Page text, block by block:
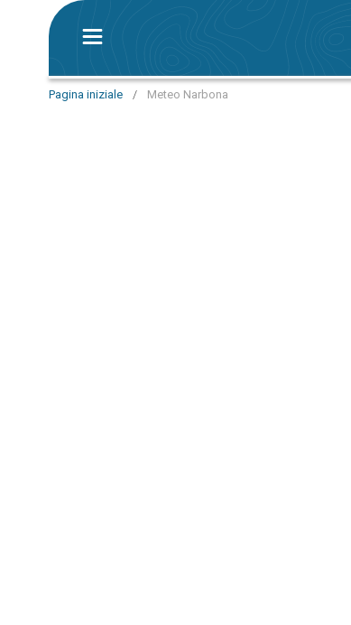
Pagina iniziale / Meteo Narbona